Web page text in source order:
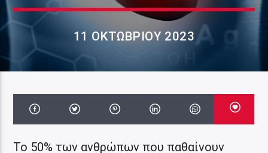
11 ΟΚΤΩΒΡΊΟΥ 2023
Το 50% των ανθρώπων που παθαίνουν